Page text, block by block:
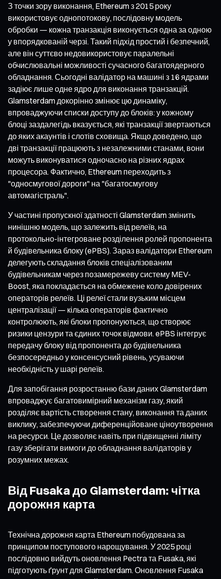
З точки зору виконання, Ethereum з 2015 року
використовує однопотокову, послідовну модель
обробки — кожна транзакція виконується одна за одною
у впорядкованій черзі. Такий підхід простий і безпечний,
але він суттєво недовикористовує паралельні
обчислювальні можливості сучасного багатоядерного
обладнання. Сьогодні валідатор на машині з 16 ядрами
задіює лише одне ядро для виконання транзакцій.
Glamsterdam докорінно змінює цю динаміку,
впроваджуючи списки доступу до блоків: у кожному
блоці заздалегідь вказується, які транзакції звертаються
до яких акаунтів і слотів сховища. Якщо доведено, що
дві транзакції працюють з незалежними станами, вони
можуть виконуватися одночасно на різних ядрах
процесора. Фактично, Ethereum переходить з
"односмугової дороги" на "багатосмугову
автомагістраль".
У частині пропускної здатності Glamsterdam змінить
нинішню модель, що залежить від релеїв, на
протокольно-інтегроване розділення ролей пропонента
й будівельника блоку (ePBS). Зараз валідатори Ethereum
делегують складання блоків спеціалізованим
будівельникам через позамережеву систему MEV-
Boost, яка покладається на обмежене коло довірених
операторів релеїв. Ці релеї стали вузьким місцем
централізації — кілька операторів фактично
контролюють, які блоки пропонуються, що створює
ризики цензури та єдиних точок відмови. ePBS інтегрує
передачу блоку від пропонента до будівельника
безпосередньо у консенсусний рівень, усуваючи
необхідність у шарі релеїв.
Для запобігання розростанню бази даних Glamsterdam
впроваджує багатовимірний механізм газу, який
розділяє вартість створення стану, виконання та даних
виклику, забезпечуючи диференційоване ціноутворення
на ресурси. Це дозволяє навіть при підвищенні ліміту
газу зберігати вимоги до обладнання валідаторів у
розумних межах.
Від Fusaka до Glamsterdam: чітка
дорожня карта
Технічна дорожня карта Ethereum побудована за
принципом поступового нарощування. У 2025 році
послідовно вийдуть оновлення Pectra та Fusaka, які
підготують ґрунт для Glamsterdam. Оновлення Fusaka